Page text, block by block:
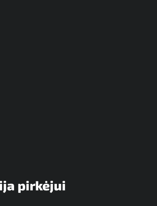
pirkėjui